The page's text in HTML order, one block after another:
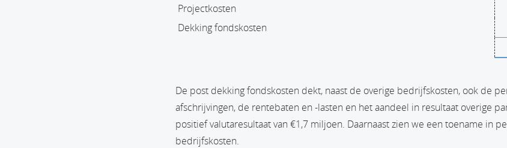
Projectkosten
Dekking fondskosten
De post dekking fondskosten dekt, naast de overige bedrijfskosten, ook de
afschrijvingen, de rentebaten en -lasten en het aandeel in resultaat overige
positief valutaresultaat van €1,7 miljoen. Daarnaast zien we een toename in
bedrijfskosten.